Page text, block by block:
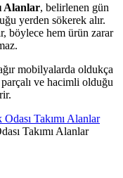
Alanlar, belirlenen gün
yerden sökerek alır.
böylece hem ürün zarar
mobilyalarda oldukça
ve hacimli olduğu
Takımı Alanlar